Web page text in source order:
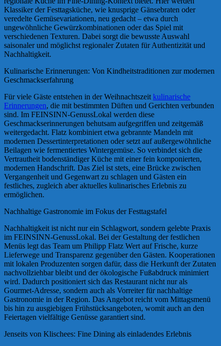
Klassiker der Festtagsküche, wie knusprige Gänsebraten oder
veredelte Gemüsevariationen, neu gedacht – etwa durch
ungewöhnliche Gewürzkombinationen oder das Spiel mit
verschiedenen Texturen. Dabei sorgt die bewusste Auswahl
saisonaler und möglichst regionaler Zutaten für Authentizität und
Nachhaltigkeit.
Kulinarische Erinnerungen: Von Kindheitstraditionen zur modernen
Geschmackserfahrung
Für viele Gäste entstehen in der Weihnachtszeitkulinarische
Erinnerungen, die mit bestimmten Düften und Gerichten verbunden
sind. Im FEINSINN-GenussLokal werden diese
Geschmackserinnerungen behutsam aufgegriffen und zeitgemäß
weitergedacht. Flatz kombiniert etwa gebrannte Mandeln mit
modernen Dessertinterpretationen oder setzt auf außergewöhnliche
Beilagen wie fermentiertes Wintergemüse. So verbindet sich die
Vertrautheit bodenständiger Küche mit einer fein komponierten,
modernen Handschrift. Das Ziel ist stets, eine Brücke zwischen
Vergangenheit und Gegenwart zu schlagen und Gästen ein
festliches, zugleich aber aktuelles kulinarisches Erlebnis zu
ermöglichen.
Nachhaltige Gastronomie im Fokus der Festtagstafel
Nachhaltigkeit ist nicht nur ein Schlagwort, sondern gelebte Praxis
im FEINSINN-GenussLokal. Bei der Gestaltung der festlichen
Menüs legt das Team um Philipp Flatz Wert auf Frische, kurze
Lieferwege und Transparenz gegenüber den Gästen. Kooperationen
mit lokalen Produzenten sorgen dafür, dass die Herkunft der Zutaten
nachvollziehbar bleibt und der ökologische Fußabdruck minimiert
wird. Dadurch positioniert sich das Restaurant nicht nur als
Gourmet-Adresse, sondern auch als Vorreiter für nachhaltige
Gastronomie in der Region. Das Angebot reicht vom Mittagsmenü
bis hin zu ausgiebigen Frühstücksangeboten, womit auch an den
Feiertagen vielfältige Genüsse garantiert sind.
Jenseits von Klischees: Fine Dining als einladendes Erlebnis